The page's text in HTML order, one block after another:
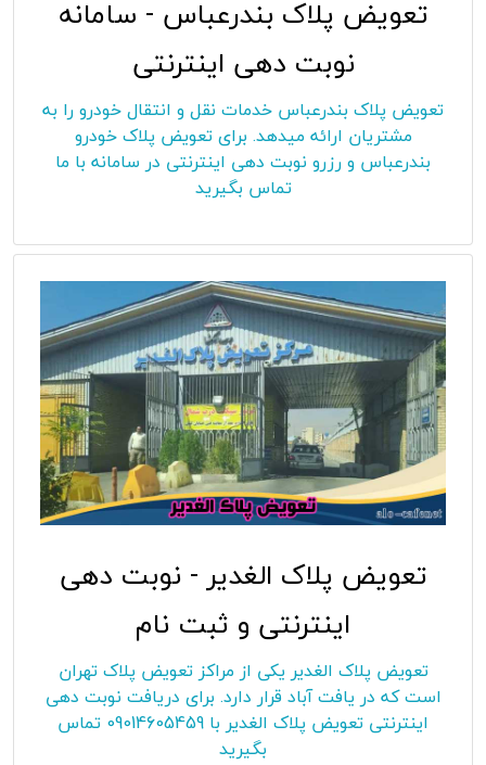
تعویض پلاک بندرعباس - سامانه
نوبت دهی اینترنتی
تعویض پلاک بندرعباس خدمات نقل و انتقال خودرو را به
مشتریان ارائه میدهد. برای تعویض پلاک خودرو
بندرعباس و رزرو نوبت دهی اینترنتی در سامانه با ما
تماس بگیرید
تعویض پلاک الغدیر - نوبت دهی
اینترنتی و ثبت نام
تعویض پلاک الغدیر یکی از مراکز تعویض پلاک تهران
است که در یافت آباد قرار دارد. برای دریافت نوبت دهی
اینترنتی تعویض پلاک الغدیر با 09014605459 تماس
بگیرید